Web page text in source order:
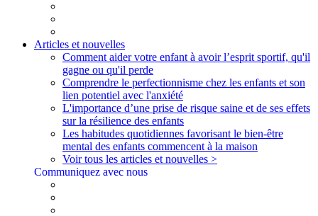
Articles et nouvelles
Comment aider votre enfant à avoir l’esprit sportif, qu'il
gagne ou qu'il perde
Comprendre le perfectionnisme chez les enfants et son
lien potentiel avec l'anxiété
L'importance d’une prise de risque saine et de ses effets
sur la résilience des enfants
Les habitudes quotidiennes favorisant le bien-être
mental des enfants commencent à la maison
Voir tous les articles et nouvelles >
Communiquez avec nous